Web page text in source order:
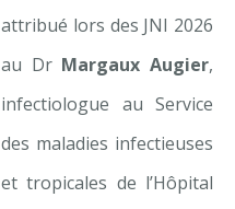
attribué lors des JNI 2026
au Dr Margaux Augier,
infectiologue au Service
des maladies infectieuses
et tropicales de l’Hôpital